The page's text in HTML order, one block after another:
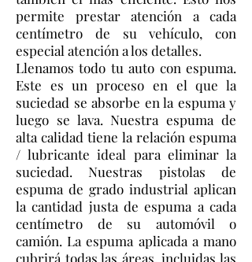
permite prestar atención a cada
centímetro de su vehículo, con
especial atención a los detalles.
Llenamos todo tu auto con espuma.
Este es un proceso en el que la
suciedad se absorbe en la espuma y
luego se lava. Nuestra espuma de
alta calidad tiene la relación espuma
/ lubricante ideal para eliminar la
suciedad. Nuestras pistolas de
espuma de grado industrial aplican
la cantidad justa de espuma a cada
centímetro de su automóvil o
camión. La espuma aplicada a mano
cubrirá todas las áreas, incluidas las